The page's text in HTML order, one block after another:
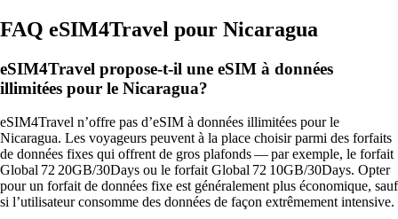
FAQ eSIM4Travel pour Nicaragua
eSIM4Travel propose-t-il une eSIM à données
illimitées pour le Nicaragua?
eSIM4Travel n’offre pas d’eSIM à données illimitées pour le
Nicaragua. Les voyageurs peuvent à la place choisir parmi des forfaits
de données fixes qui offrent de gros plafonds — par exemple, le forfait
Global 72 20GB/30Days ou le forfait Global 72 10GB/30Days. Opter
pour un forfait de données fixe est généralement plus économique, sauf
si l’utilisateur consomme des données de façon extrêmement intensive.